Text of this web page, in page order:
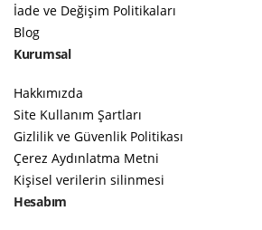
İade ve Değişim Politikaları
Blog
Kurumsal
Hakkımızda
Site Kullanım Şartları
Gizlilik ve Güvenlik Politikası
Çerez Aydınlatma Metni
Kişisel verilerin silinmesi
Hesabım